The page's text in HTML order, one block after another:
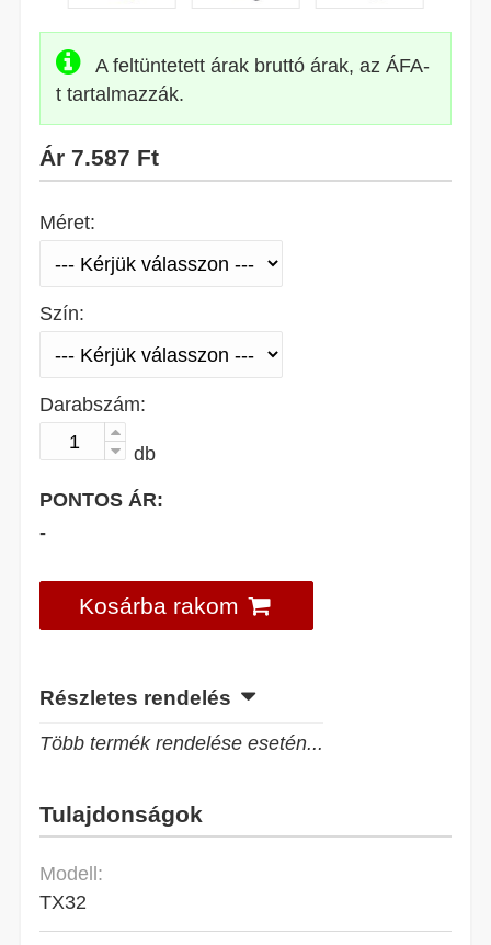
A feltüntetett árak bruttó árak, az ÁFA-
t tartalmazzák.
Ár 7.587 Ft
Méret:
Szín:
Darabszám:
db
PONTOS ÁR:
-
Kosárba rakom
Részletes rendelés
Több termék rendelése esetén...
Tulajdonságok
Modell:
TX32